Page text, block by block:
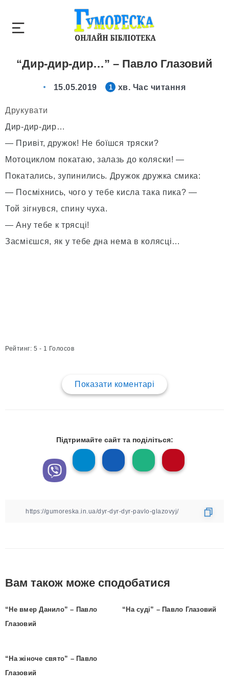
“Дир-дир-дир…” – Павло Глазовий
15.05.2019 1 хв. Час читання
Друкувати
Дир-дир-дир…
— Привіт, дружок! Не боїшся тряски?
Мотоциклом покатаю, залазь до коляски! —
Покатались, зупинились. Дружок дружка смика:
— Посміхнись, чого у тебе кисла така пика? —
Той зігнувся, спину чуха.
— Ану тебе к трясці!
Засмієшся, як у тебе дна нема в колясці…
Рейтинг: 5 - 1 Голосов
Показати коментарі
Підтримайте сайт та поділіться:
Вам також може сподобатися
“Не вмер Данило” – Павло
Глазовий
“На суді” – Павло Глазовий
“На жіноче свято” – Павло
Глазовий